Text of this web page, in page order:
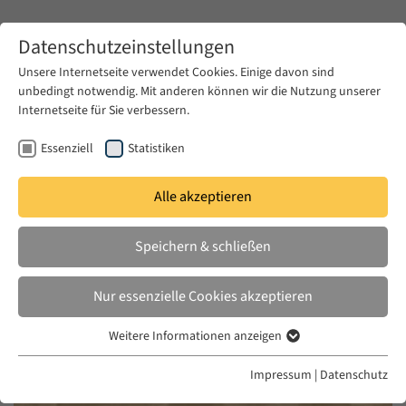
Zum Hauptinhalt springen
Ausschreibungen
DO. 28 APR. 2022
Datenschutzeinstellungen
Unsere Internetseite verwendet Cookies. Einige davon sind
unbedingt notwendig. Mit anderen können wir die Nutzung unserer
Internetseite für Sie verbessern.
Essenziell Statistiken
Alle akzeptieren
Speichern & schließen
Nur essenzielle Cookies akzeptieren
Essenzielle Cookies werden für grundlegende Funktionen der
Weitere Informationen anzeigen
Impressum | Datenschutz